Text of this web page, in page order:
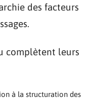
des facteurs
complètent leurs
à la structuration des